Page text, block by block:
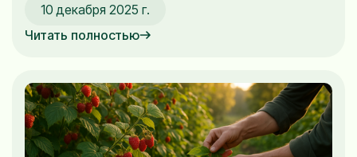
подготовки малины к зиме. Я всегда стараюсь
заранее позаботиться о своих ягодах, чтобы они
с легкостью перенесли морозы и весной
10 декабря 2025 г.
Читать полностью